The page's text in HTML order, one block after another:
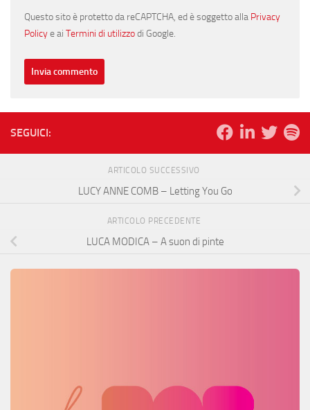
Questo sito è protetto da reCAPTCHA, ed è soggetto alla Privacy
Policye ai Termini di utilizzodi Google.
SEGUICI:
ARTICOLO SUCCESSIVO
LUCY ANNE COMB – Letting You Go
ARTICOLO PRECEDENTE
LUCA MODICA – A suon di pinte